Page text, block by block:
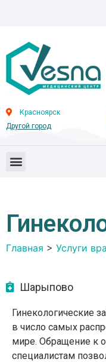
Красноярск
Другой город
Главная > Услуги
Шарыпово
Гинекологические
в число самых
мире. Обращение к
специалистам